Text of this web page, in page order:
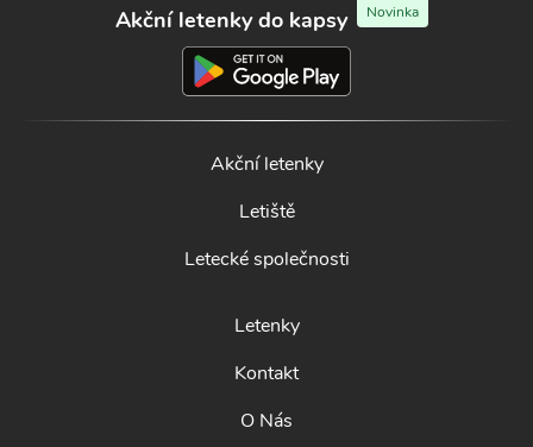
Akční letenky do kapsy Novinka
Akční letenky
Letiště
Letecké společnosti
Letenky
Kontakt
O Nás